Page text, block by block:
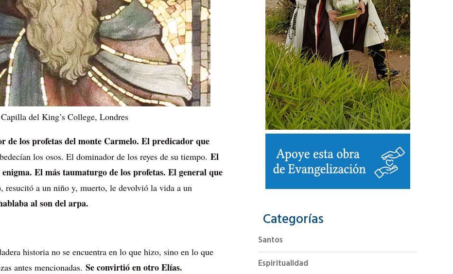
del King’s College, Londres
de los profetas del monte Carmelo. El predicador que
los osos. El dominador de los reyes de su tiempo. El
El más taumaturgo de los profetas. El general que
resucitó a un niño y, muerto, le devolvió la vida a un
al son del arpa.
historia no se encuentra en lo que hizo, sino en lo que
antes mencionadas. Se convirtió en otro Elías.
Categorías
Santos
Espiritualidad